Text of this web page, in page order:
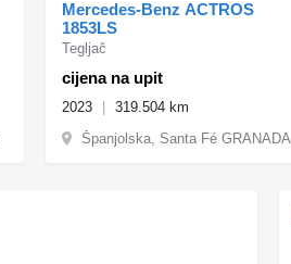
Mercedes-Benz ACTROS
1853LS
cijena na upit
Tegljač
2023
319.504 km
Španjolska, Santa Fé GRANADA